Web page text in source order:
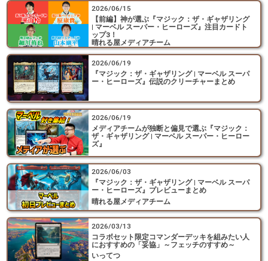
2026/06/15
【前編】神が選ぶ『マジック：ザ・ギャザリング
| マーベル スーパー・ヒーローズ』注目カードト
ップ3！
晴れる屋メディアチーム
2026/06/19
『マジック：ザ・ギャザリング | マーベル スーパ
ー・ヒーローズ』伝説のクリーチャーまとめ
2026/06/19
メディアチームが独断と偏見で選ぶ『マジック：
ザ・ギャザリング | マーベル スーパー・ヒーロー
ズ』
2026/06/03
『マジック：ザ・ギャザリング | マーベル スーパ
ー・ヒーローズ』プレビューまとめ
晴れる屋メディアチーム
2026/03/13
コラボセット限定コマンダーデッキを組みたい人
におすすめの「妥協」～フェッチのすすめ～
いってつ